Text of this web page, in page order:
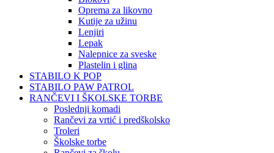
Oprema za likovno
Kutije za užinu
Lenjiri
Lepak
Nalepnice za sveske
Plastelin i glina
STABILO K POP
STABILO PAW PATROL
RANČEVI I ŠKOLSKE TORBE
Poslednji komadi
Rančevi za vrtić i predškolsko
Troleri
Školske torbe